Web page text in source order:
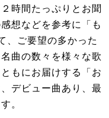
時間たっぷりとお聞
想などを参考に「も
ご要望の多かった
曲の数々を様々な歌
もにお届けする「お
デビュー曲あり、最
。